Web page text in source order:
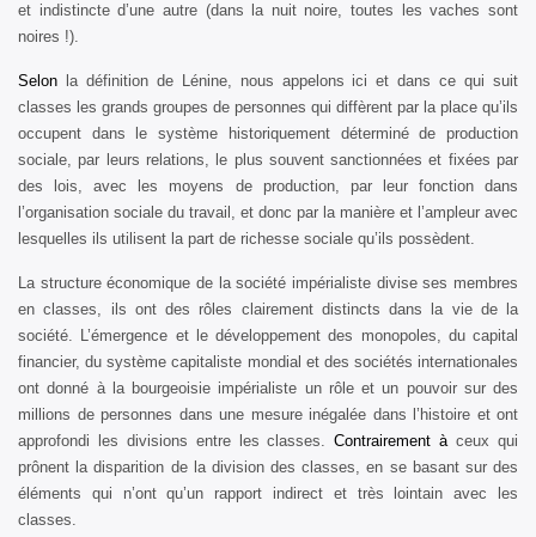
et indistincte d’une autre (dans la nuit noire, toutes les vaches sont
noires !).
Selon la définition de Lénine, nous appelons ici et dans ce qui suit
classes les grands groupes de personnes qui diffèrent par la place qu’ils
occupent dans le système historiquement déterminé de production
sociale, par leurs relations, le plus souvent sanctionnées et fixées par
des lois, avec les moyens de production, par leur fonction dans
l’organisation sociale du travail, et donc par la manière et l’ampleur avec
lesquelles ils utilisent la part de richesse sociale qu’ils possèdent.
La structure économique de la société impérialiste divise ses membres
en classes, ils ont des rôles clairement distincts dans la vie de la
société. L’émergence et le développement des monopoles, du capital
financier, du système capitaliste mondial et des sociétés internationales
ont donné à la bourgeoisie impérialiste un rôle et un pouvoir sur des
millions de personnes dans une mesure inégalée dans l’histoire et ont
approfondi les divisions entre les classes.Contrairement àceux qui
prônent la disparition de la division des classes, en se basant sur des
éléments qui n’ont qu’un rapport indirect et très lointain avec les
classes.